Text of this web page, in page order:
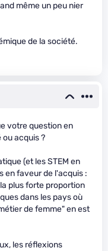
même un peu nier
de la société.
votre question en
acquis ?
(et les STEM en
en faveur de l'acquis :
plus forte proportion
dans les pays où
de femme" en est
les réflexions